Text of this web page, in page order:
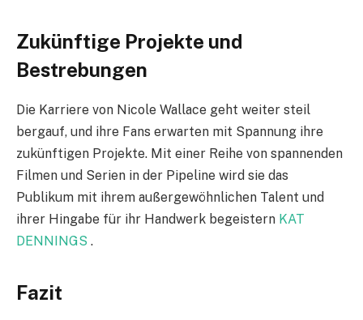
Zukünftige Projekte und
Bestrebungen
Die Karriere von Nicole Wallace geht weiter steil
bergauf, und ihre Fans erwarten mit Spannung ihre
zukünftigen Projekte. Mit einer Reihe von spannenden
Filmen und Serien in der Pipeline wird sie das
Publikum mit ihrem außergewöhnlichen Talent und
ihrer Hingabe für ihr Handwerk begeistern KAT
DENNINGS .
Fazit